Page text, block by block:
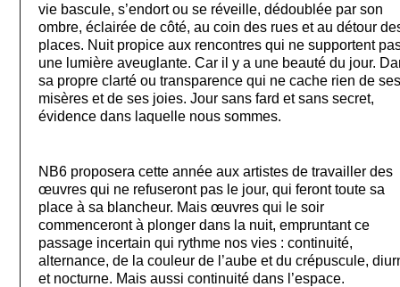
vie bascule, s’endort ou se réveille, dédoublée par son
ombre, éclairée de côté, au coin des rues et au détour
places. Nuit propice aux rencontres qui ne supportent
une lumière aveuglante. Car il y a une beauté du jour.
sa propre clarté ou transparence qui ne cache rien de ses
misères et de ses joies. Jour sans fard et sans secret,
évidence dans laquelle nous sommes.
NB6 proposera cette année aux artistes de travailler des
œuvres qui ne refuseront pas le jour, qui feront toute sa
place à sa blancheur. Mais œuvres qui le soir
commenceront à plonger dans la nuit, empruntant ce
passage incertain qui rythme nos vies : continuité,
alternance, de la couleur de l’aube et du crépuscule,
et nocturne. Mais aussi continuité dans l’espace.